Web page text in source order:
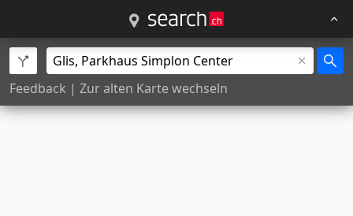
Feedback | Zur alten Karte wechseln